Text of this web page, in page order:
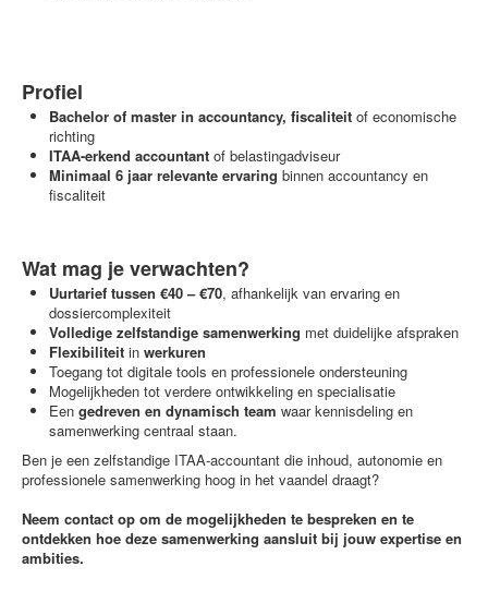
Profiel
Bachelor of master in accountancy, fiscaliteit of economische
richting
ITAA-erkend accountant of belastingadviseur
Minimaal 6 jaar relevante ervaring binnen accountancy en
fiscaliteit
Wat mag je verwachten?
Uurtarief tussen €40 – €70, afhankelijk van ervaring en
dossiercomplexiteit
Volledige zelfstandige samenwerking met duidelijke afspraken
Flexibiliteit in werkuren
Toegang tot digitale tools en professionele ondersteuning
Mogelijkheden tot verdere ontwikkeling en specialisatie
Een gedreven en dynamisch team waar kennisdeling en
samenwerking centraal staan.
Ben je een zelfstandige ITAA-accountant die inhoud, autonomie en
professionele samenwerking hoog in het vaandel draagt?
Neem contact op om de mogelijkheden te bespreken en te
ontdekken hoe deze samenwerking aansluit bij jouw expertise en
ambities.